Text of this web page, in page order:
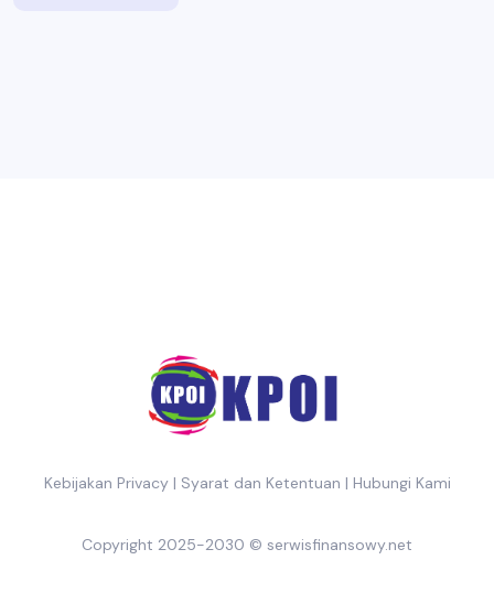
Kebijakan Privacy| Syarat dan Ketentuan | Hubungi Kami
Copyright 2025-2030 © serwisfinansowy.net